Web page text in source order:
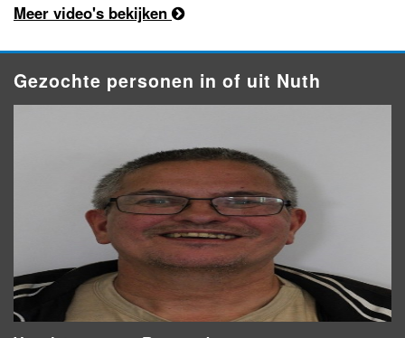
Meer video's bekijken
Gezochte personen in of uit Nuth